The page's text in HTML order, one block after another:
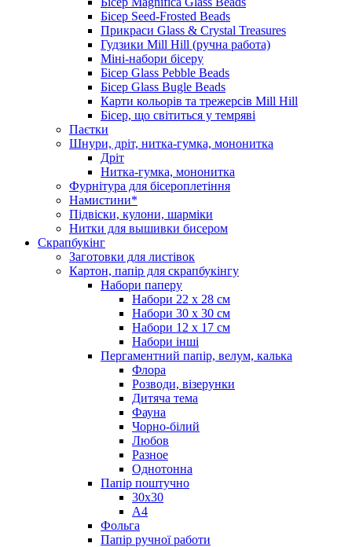
Бісер Seed-Frosted Beads
Прикраси Glass & Crystal Treasures
Гудзики Mill Hill (ручна работа)
Міні-набори бісеру
Бісер Glass Pebble Beads
Бісер Glass Bugle Beads
Карти кольорів та трежерсів Mill Hill
Бісер, що світиться у темряві
Паєтки
Шнури, дріт, нитка-гумка, мононитка
Дріт
Нитка-гумка, мононитка
Фурнітура для бісероплетіння
Намистини*
Підвіски, кулони, шарміки
Нитки для вышивки бисером
Скрапбукінг
Заготовки для листівок
Картон, папір для скрапбукінгу
Набори паперу
Набори 22 х 28 см
Набори 30 х 30 см
Набори 12 х 17 см
Набори інші
Пергаментний папір, велум, калька
Флора
Розводи, візерунки
Дитяча тема
Фауна
Чорно-білий
Любов
Разное
Однотонна
Папір поштучно
30х30
А4
Фольга
Папір ручної работи